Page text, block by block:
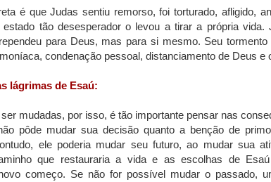
é que Judas sentiu remorso, foi torturado, afligido,
tão desesperador o levou a tirar a própria vida.
para Deus, mas para si mesmo. Seu tormento
condenação pessoal, distanciamento de Deus e
lágrimas de Esaú:
mudadas, por isso, é tão importante pensar nas
pôde mudar sua decisão quanto a benção de
ele poderia mudar seu futuro, ao mudar sua
que restauraria a vida e as escolhas de
começo. Se não for possível mudar o passado,